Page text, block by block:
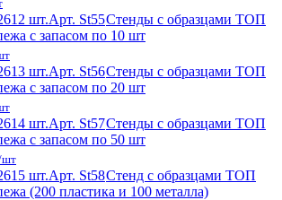
шт.Арт. St55Стенды с образцами ТОП
с запасом по 10 шт
шт.Арт. St56Стенды с образцами ТОП
с запасом по 20 шт
шт.Арт. St57Стенды с образцами ТОП
с запасом по 50 шт
шт.Арт. St58Стенд с образцами ТОП
(200 пластика и 100 металла)